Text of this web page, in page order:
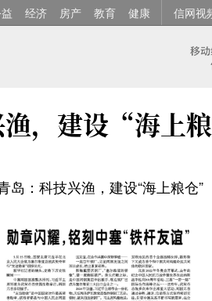
经济 房产 教育 健康 信网视
渔，建设“海上
岛：科技兴渔，建设“海上粮仓”